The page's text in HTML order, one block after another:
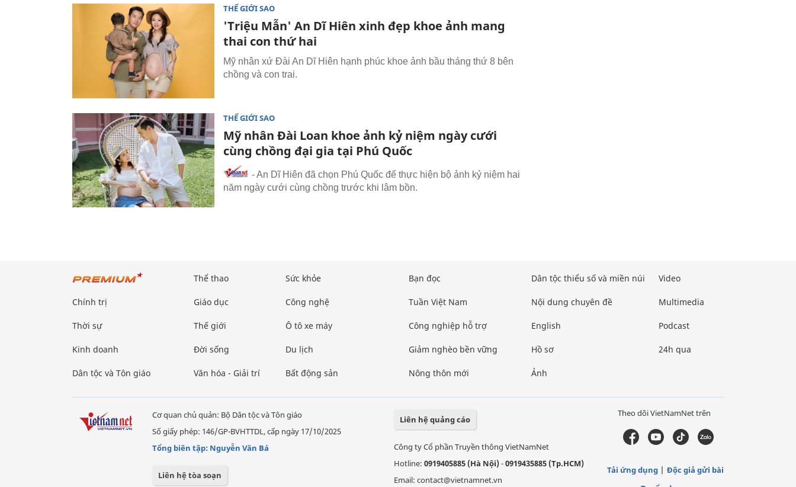
THẾ GIỚI SAO
'Triệu Mẫn' An Dĩ Hiên xinh đẹp khoe ảnh mang
thai con thứ hai
Mỹ nhân xứ Đài An Dĩ Hiên hạnh phúc khoe ảnh bầu tháng thứ 8 bên
chồng và con trai.
THẾ GIỚI SAO
Mỹ nhân Đài Loan khoe ảnh kỷ niệm ngày cưới
cùng chồng đại gia tại Phú Quốc
- An Dĩ Hiên đã chọn Phú Quốc để thực hiện bộ ảnh kỷ niệm hai
năm ngày cưới cùng chồng trước khi lâm bồn.
Chính trị
Thời sự
Kinh doanh
Dân tộc và Tôn giáo
Thể thao
Giáo dục
Thế giới
Đời sống
Văn hóa - Giải trí
Sức khỏe
Công nghệ
Ô tô xe máy
Du lịch
Bất động sản
Bạn đọc
Tuần Việt Nam
Công nghiệp hỗ trợ
Giảm nghèo bền vững
Nông thôn mới
Dân tộc thiểu số và miền núi
Nội dung chuyên đề
English
Hồ sơ
Ảnh
Video
Multimedia
Podcast
24h qua
Cơ quan chủ quản: Bộ Dân tộc và Tôn giáo
Số giấy phép: 146/GP-BVHTTDL, cấp ngày 17/10/2025
Tổng biên tập: Nguyễn Văn Bá
Liên hệ tòa soạn
Liên hệ quảng cáo
Công ty Cổ phần Truyền thông VietNamNet
Hotline: 0919405885 (Hà Nội)-0919435885 (Tp.HCM)
Email: contact@vietnamnet.vn
Theo dõi VietNamNet trên
Tải ứng dụng
Độc giả gửi bài